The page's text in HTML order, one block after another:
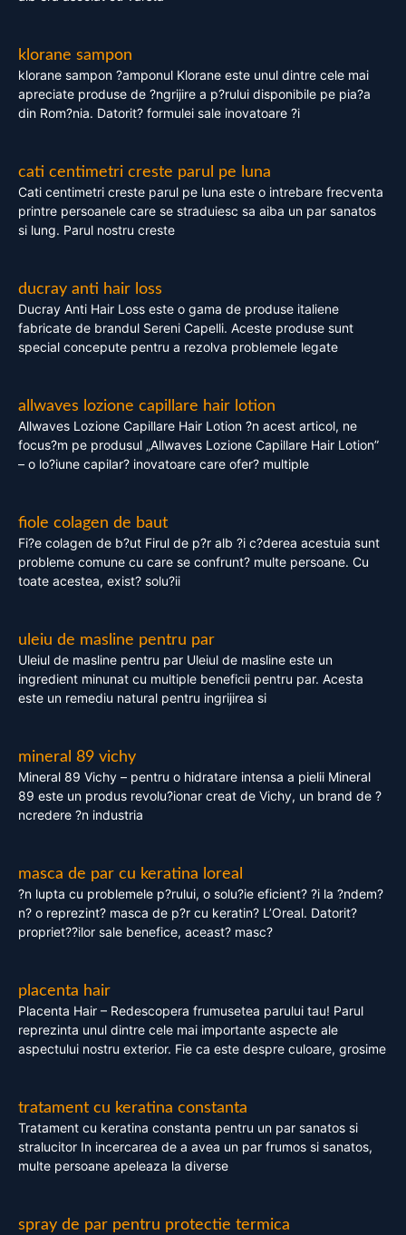
klorane sampon
klorane sampon ?amponul Klorane este unul dintre cele mai
apreciate produse de ?ngrijire a p?rului disponibile pe pia?a
din Rom?nia. Datorit? formulei sale inovatoare ?i
cati centimetri creste parul pe luna
Cati centimetri creste parul pe luna este o intrebare frecventa
printre persoanele care se straduiesc sa aiba un par sanatos
si lung. Parul nostru creste
ducray anti hair loss
Ducray Anti Hair Loss este o gama de produse italiene
fabricate de brandul Sereni Capelli. Aceste produse sunt
special concepute pentru a rezolva problemele legate
allwaves lozione capillare hair lotion
Allwaves Lozione Capillare Hair Lotion ?n acest articol, ne
focus?m pe produsul „Allwaves Lozione Capillare Hair Lotion”
– o lo?iune capilar? inovatoare care ofer? multiple
fiole colagen de baut
Fi?e colagen de b?ut Firul de p?r alb ?i c?derea acestuia sunt
probleme comune cu care se confrunt? multe persoane. Cu
toate acestea, exist? solu?ii
uleiu de masline pentru par
Uleiul de masline pentru par Uleiul de masline este un
ingredient minunat cu multiple beneficii pentru par. Acesta
este un remediu natural pentru ingrijirea si
mineral 89 vichy
Mineral 89 Vichy – pentru o hidratare intensa a pielii Mineral
89 este un produs revolu?ionar creat de Vichy, un brand de ?
ncredere ?n industria
masca de par cu keratina loreal
?n lupta cu problemele p?rului, o solu?ie eficient? ?i la ?ndem?
n? o reprezint? masca de p?r cu keratin? L’Oreal. Datorit?
propriet??ilor sale benefice, aceast? masc?
placenta hair
Placenta Hair – Redescopera frumusetea parului tau! Parul
reprezinta unul dintre cele mai importante aspecte ale
aspectului nostru exterior. Fie ca este despre culoare, grosime
tratament cu keratina constanta
Tratament cu keratina constanta pentru un par sanatos si
stralucitor In incercarea de a avea un par frumos si sanatos,
multe persoane apeleaza la diverse
spray de par pentru protectie termica